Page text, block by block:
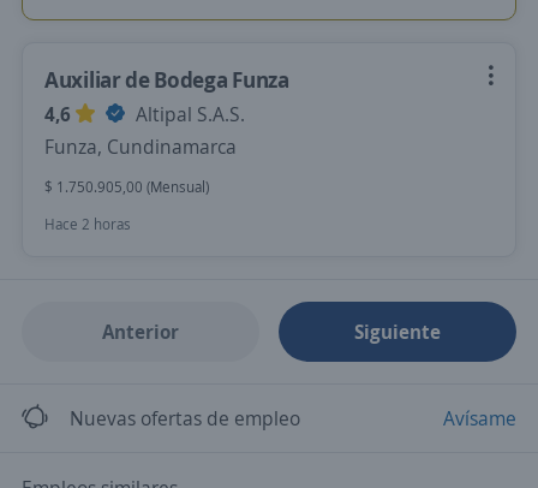
Auxiliar de Bodega Funza
4,6
Altipal S.A.S.
Funza, Cundinamarca
$ 1.750.905,00 (Mensual)
Hace 2 horas
Anterior Siguiente
Nuevas ofertas de empleo Avísame